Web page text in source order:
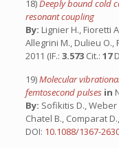
18)Deeply bound cold
resonant coupling
By: Lignier H., Fioretti
Allegrini M., Dulieu O.,
2011 (IF.: 3.573 Cit.: 17
19)Molecular
femtosecond pulses in
By: Sofikitis D., Weber
Chatel B., Comparat
DOI: 10.1088/1367-